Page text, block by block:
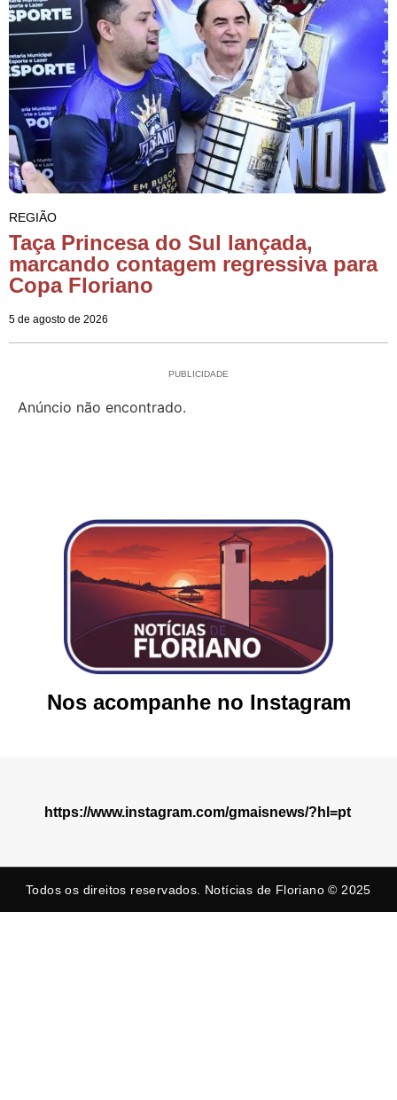
REGIÃO
Taça Princesa do Sul lançada,
marcando contagem regressiva para
Copa Floriano
5 de agosto de 2026
PUBLICIDADE
Anúncio não encontrado.
Nos acompanhe no Instagram
https://www.instagram.com/gmaisnews/?hl=pt
Todos os direitos reservados. Notícias de Floriano © 2025